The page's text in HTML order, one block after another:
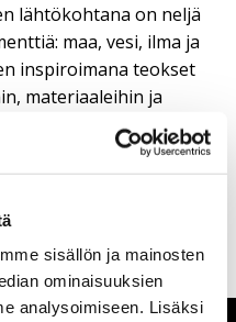
sisällön ja mainosten
ominaisuuksien
analysoimiseen. Lisäksi
lähtökohtana on neljä
maa, vesi, ilma ja
inspiroimana teokset
materiaaleihin ja